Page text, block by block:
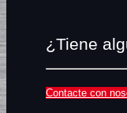
¿Tiene
Contacte con